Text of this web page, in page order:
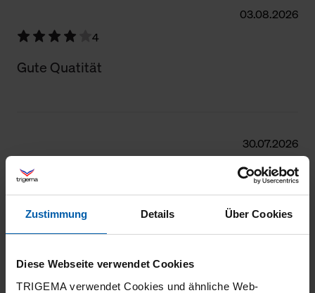
Zustimmung Details Über Cookies
Diese Webseite verwendet Cookies
TRIGEMA verwendet Cookies und ähnliche Web-
03.08.2026
4
Gute Quatität
30.07.2026
Gut